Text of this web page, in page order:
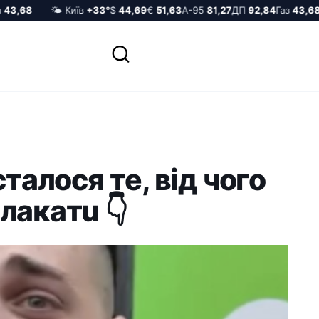
🌤️ Київ+33°$44,69€51,63А-9581,27ДП92,84Газ43,68
тe, вiд чoгo
👇